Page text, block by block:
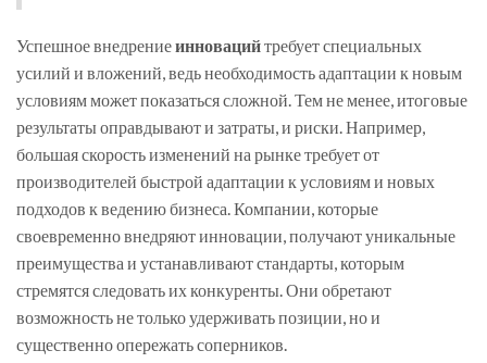
Успешное внедрениеинновацийтребует специальных
усилий и вложений, ведь необходимость адаптации к новым
условиям может показаться сложной. Тем не менее, итоговые
результаты оправдывают и затраты, и риски. Например,
большая скорость изменений на рынке требует от
производителей быстрой адаптации к условиям и новых
подходов к ведению бизнеса. Компании, которые
своевременно внедряют инновации, получают уникальные
преимущества и устанавливают стандарты, которым
стремятся следовать их конкуренты. Они обретают
возможность не только удерживать позиции, но и
существенно опережать соперников.